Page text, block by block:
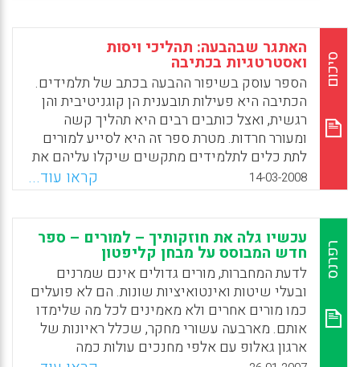
בנובמבר 2009 במרכז מורשת בגין , ירושלים.
פרופסור פיאנטה ידוע רבות בזכות תרומתו
המשמעותית לפיתוחClassroom Assessment
Scoring System – CLASS . פרופסור פיאנטה
פיתח את CLASS ככלי תצפיתי במטרה לנטר את
איכות האינטראקציה בין המורה לתלמיד בכיתה,
איכות שנמצאה מחקרית כמנבאת היטב שיפור
הישגי תלמידים.
WhatsApp
Facebook
Email
X
סיכום
האתגר שבהבעה: תהליכי ויסות
ואסטרטגיות בכתיבה
הספר עוסק בשיפור ההבעה בכתב של תלמידים.
הכתיבה היא פעילות תובענית הן קוגניטיבית והן
רגשית, ואצל כותבים רבים היא תהליך קשה
ומעורר חרדות. מטרת ספר זה היא לסייע למורים
לתת כלים לתלמידים מתקשים שיקלו עליהם את
תהליך הכתיבה. הספר מציע תהליך אבחוני
לבדיקת מצבו של התלמיד בכתיבה ותהליך הוראה
של אסטרטגיות ותהליכי ויסות שיוכלו לקדם
אותו. הוראת האסטרטגיות ותהליכי הוויסות
מפתחת את הלמידה העצמית של התלמיד, את
הידע המטה-קוגניטיבי שלו ואת המוטיבציה שלו
לכתיבה. הספר מציע למורה או למאבחן כלי אבחון
פרטני המאפשר לאתר את תהליכי הוויסות
והאסטרטגיות שהתלמיד מפעיל בכתיבה ואת
התהליכים שחסרים לו. הכלי האבחוני הוא כלי
ייחודי משום שהוא מציע בדיקה של תהליך
14-03-2008 קראו עוד...
רפרנס
עכשיו גלה את חוזקותיך – למורים – ספר
חדש המבוסס על מבחן קליפטון
לדעת המחברות, מורים גדולים אינם שמרנים
ובעלי שיטות ואינטואיציות שונות. הם לא פועלים
כמו מורים אחרים ולא מאמינים לכל מה שלימדו
אותם. מארבעה עשורי מחקר, שכלל ראיונות של
ארגון גאלופ עם אלפי מחנכים עולות כמה